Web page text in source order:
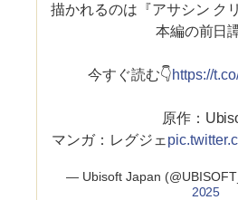
描かれるのは『アサシン ク
本編の前日
今すぐ読む👇https://
原作：
マンガ：レグジェ
— Ubisoft Japan
2025